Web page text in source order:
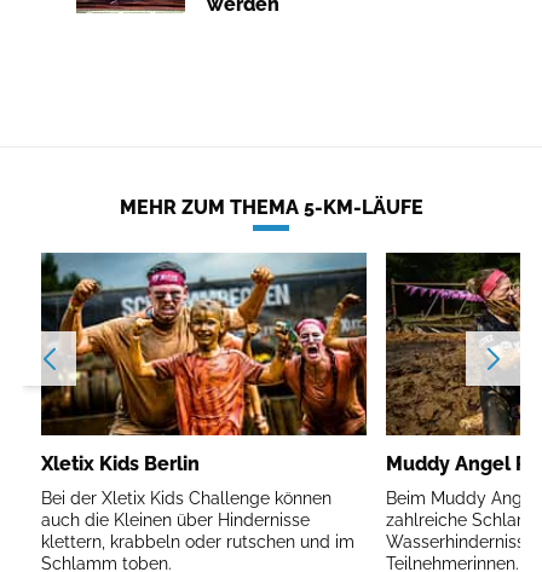
MEHR ZUM THEMA 5-KM-LÄUFE
Xletix Kids Berlin
Bei der Xletix Kids Challenge können
auch die Kleinen über Hindernisse
klettern, krabbeln oder rutschen und im
Schlamm toben.
Muddy Angel
Beim Muddy
zahlreiche
Wasserhindernisse
Teilnehmerinnen.